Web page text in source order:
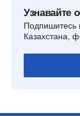
Узнавайте
Подпишитесь
Казахстана,